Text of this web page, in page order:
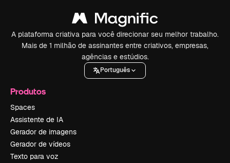
A plataforma criativa para você direcionar seu melhor trabalho.
Mais de 1 milhão de assinantes entre criativos, empresas,
agências e estúdios.
Português
Produtos
Spaces
Assistente de IA
Gerador de imagens
Gerador de vídeos
Texto para voz